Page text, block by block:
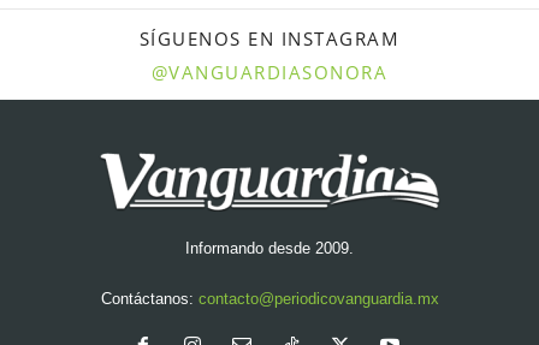
SÍGUENOS EN INSTAGRAM
@VANGUARDIASONORA
Informando desde 2009.
Contáctanos: contacto@periodicovanguardia.mx